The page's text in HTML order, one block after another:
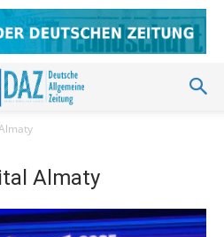
Almaty